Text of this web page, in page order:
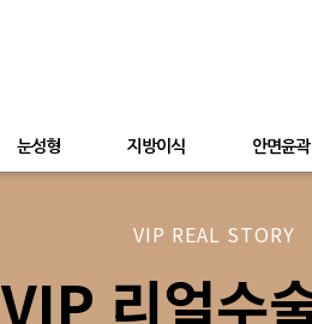
눈성형 지방이식 안면윤곽
VIP REAL STORY
VIP 리얼수